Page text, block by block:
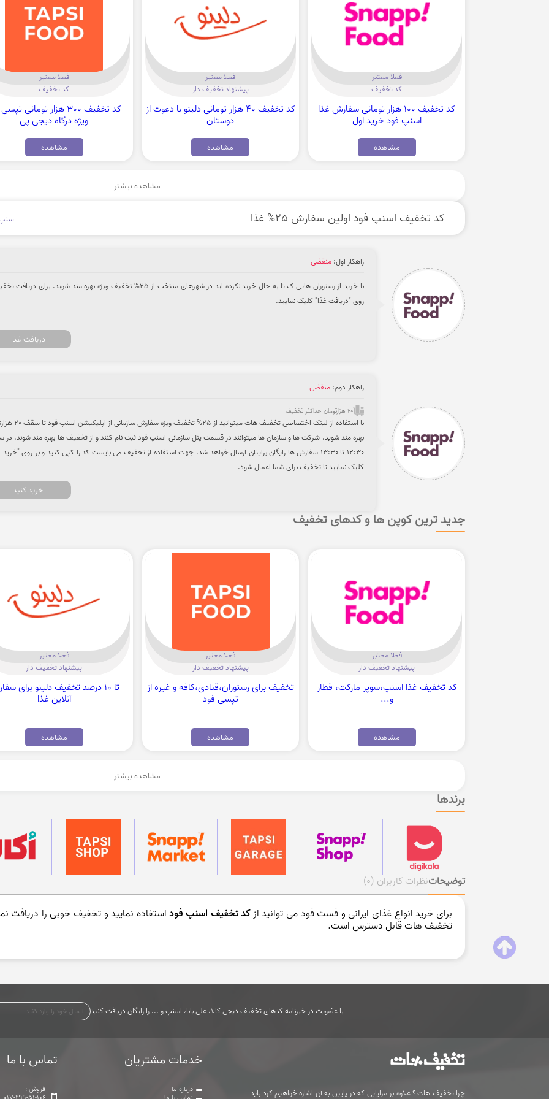
فعلا معتبر
کد تخفیف
کد تخفیف 100 هزار تومانی سفارش غذا
اسنپ فود خرید اول
مشاهده
فعلا معتبر
پیشنهاد تخفیف دار
کد تخفیف 40 هزار تومانی دلینو با دعوت از
دوستان
مشاهده
فعلا معتبر
کد تخفیف
کد تخفیف 300 هزار تومانی
ویژه درگاه دیجی پی
مشاهده
مشاهده بیشتر
کد تخفیف اسنپ فود اولین سفارش 25% غذا
راهکار اول:منقضی
با خرید از رستوران هایی ک تا به حال خرید نکرده اید در شهرهای منتخب از 25% تخفیف ویژه بهره مند شوید. برای
روی "دریافت غذا" کلیک نمایید.
دریافت غذا
راهکار دوم:منقضی
20 هزارتومان حداکثر تخفیف
با استفاده از لینک اختصاصی تخفیف هات میتوانید
بهره مند شوید. شرکت ها و سازمان ها میتوانند در قسمت پنل سازمانی اسنپ فود ثبت نام کنند و از تخفیف ها بهره مند شوند. در
12:30 تا 13:30 سفارش ها رایگان برایتان ارسال خواهد شد. جهت استفاده از تخفیف می بایست کد را کپی کنید و بر روی
کلیک نمایید تا تخفیف برای شما اعمال شود.
خرید کنید
جدید ترین کوپن ها و کدهای تخفیف
فعلا معتبر
پیشنهاد تخفیف دار
کد تخفیف غذا اسنپ،سوپر مارکت، قطار
و...
مشاهده
فعلا معتبر
پیشنهاد تخفیف دار
تخفیف برای رستوران،قنادی،کافه و غیره از
تپسی فود
مشاهده
فعلا معتبر
پیشنهاد تخفیف دار
تا 10 درصد تخفیف دلینو برای
آنلاین غذا
مشاهده
مشاهده بیشتر
برندها
توضیحاتنظرات کاربران (0)
برای خرید انواع غذای ایرانی و فست فود می توانید ازکد تخفیف اسنپ فود استفاده نمایید و تخفیف خوبی را دریافت
تخفیف هات قابل دسترس است.
با عضویت در خبرنامه کدهای تخفیف دیجی کالا، علی بابا، اسنپ و ... را رایگان دریافت کنید
چرا تخفیف هات ؟ علاوه بر مزایایی که در پایین به آن اشاره خواهیم کرد باید
خدمات مشتریان
درباره ما
تماس با ما
فروش :